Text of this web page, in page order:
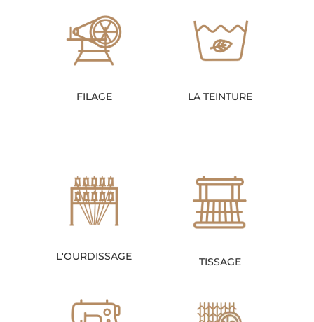
FILAGE LA TEINTURE
L'OURDISSAGE TISSAGE